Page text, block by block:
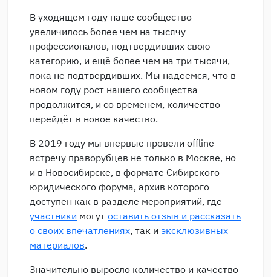
В уходящем году наше сообщество
увеличилось более чем на тысячу
профессионалов, подтвердивших свою
категорию, и ещё более чем на три тысячи,
пока не подтвердивших. Мы надеемся, что в
новом году рост нашего сообщества
продолжится, и со временем, количество
перейдёт в новое качество.
В 2019 году мы впервые провели offline-
встречу праворубцев не только в Москве, но
и в Новосибирске, в формате Сибирского
юридического форума, архив которого
доступен как в разделе мероприятий, где
участники могут оставить отзыв и рассказать
о своих впечатлениях, так и эксклюзивных
материалов.
Значительно выросло количество и качество